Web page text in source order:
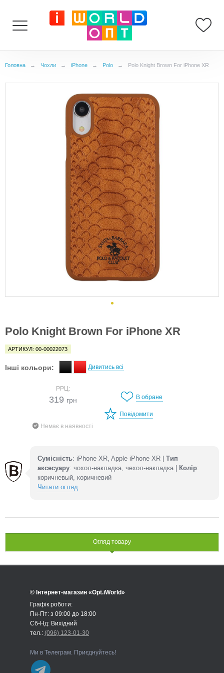
Головна → Чохли → iPhone → Polo → Polo Knight Brown For iPhone XR
Polo Knight Brown For iPhone XR
АРТИКУЛ: 00-00022073
Інші кольори: Дивитись всі
РРЦ:
319 грн
Немає в наявності
В обране
Повідомити
Сумісність: iPhone XR, Apple iPhone XR | Тип
аксесуару: чохол-накладка, чехол-накладка | Колір:
коричневый, коричневий
Читати огляд
Огляд товару
© Інтернет-магазин «Opt.iWorld»
Графік роботи:
Пн-Пт: з 09:00 до 18:00
Сб-Нд: Вихідний
тел.: (096) 123-01-30
Ми в Телеграм. Приєднуйтесь!